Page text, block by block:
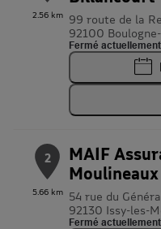
2.56 km
99 route de la
92100
Fermé actuellement
2
5.66 km
MAIF
Moulineaux
54 rue du
92130 Issy-les-
Fermé actuellement